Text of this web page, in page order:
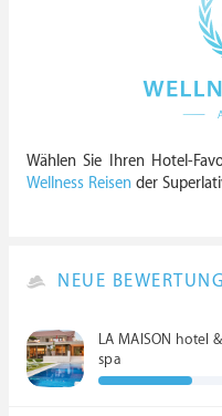
Wählen Sie Ihren Hotel-
Wellness Reisen der
NEUE
LA MAISON hotel &
spa